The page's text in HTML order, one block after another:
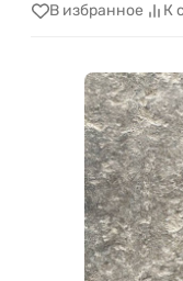
В избранное К